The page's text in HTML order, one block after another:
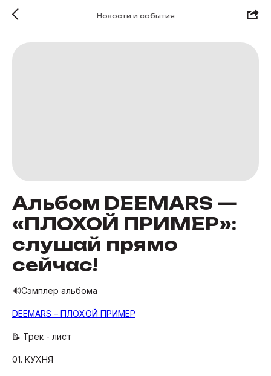
Новости и события
Альбом DEEMARS —
«ПЛОХОЙ ПРИМЕР»:
слушай прямо
сейчас!
🔊Сэмплер альбома
DEEMARS – ПЛОХОЙ ПРИМЕР
📝 Трек - лист
01. КУХНЯ